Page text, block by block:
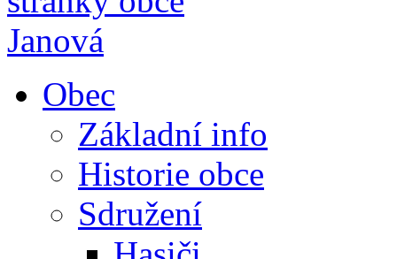
Obec
Základní info
Historie obce
Sdružení